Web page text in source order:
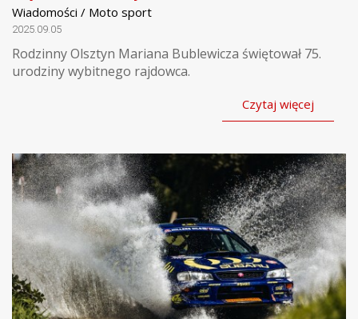
Wiadomości / Moto sport
2025.09.05
Rodzinny Olsztyn Mariana Bublewicza świętował 75.
urodziny wybitnego rajdowca.
Czytaj więcej